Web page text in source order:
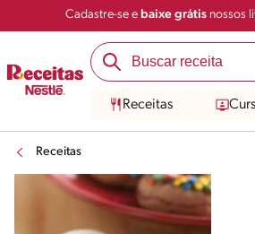
Cadastre-se e baixe grátisnossos
Receitas
Receitas
Salvar